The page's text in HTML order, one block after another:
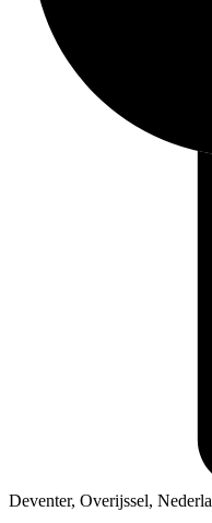
Deventer, Overijssel,